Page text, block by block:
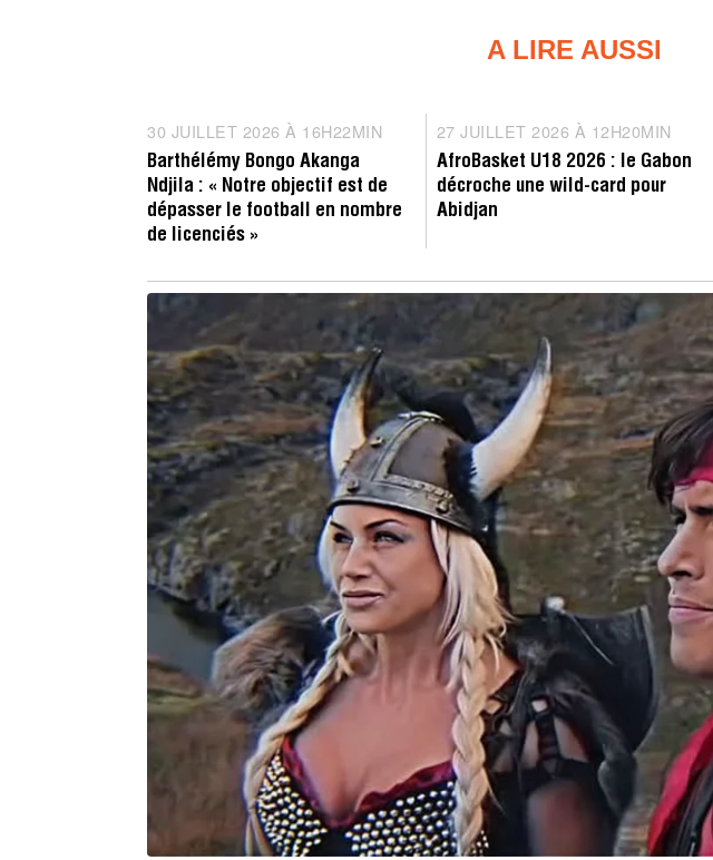
A LIRE AUSSI
30 JUILLET 2026 À 16H22MIN
J
U
I
E
0
2
6
À
1
6
H
2
3
M
I
N
Barthélémy Bongo Akanga
Ndjila : « Notre objectif est de
dépasser le football en nombre
de licenciés »
27 JUILLET 2026 À 12H20MIN
7
E
T
2
6
À
1
2
H
2
2
M
I
N
AfroBasket U18 2026 : le Gabon
décroche une wild-card pour
Abidjan